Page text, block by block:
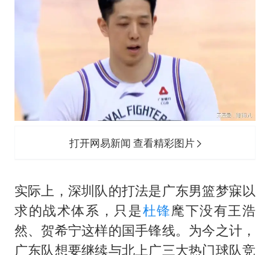
打开网易新闻 查看精彩图片
实际上，深圳队的打法是广东男篮梦寐以
求的战术体系，只是杜锋麾下没有王浩
然、贺希宁这样的国手锋线。为今之计，
广东队想要继续与北上广三大热门球队竞